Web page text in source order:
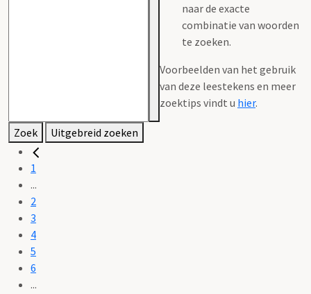
naar de exacte
combinatie van woorden
te zoeken.
Voorbeelden van het gebruik
van deze leestekens en meer
zoektips vindt u hier.
Zoek Uitgebreid zoeken
1
...
2
3
4
5
6
...